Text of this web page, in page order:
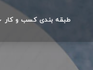
طبقه بندی کسب و کار